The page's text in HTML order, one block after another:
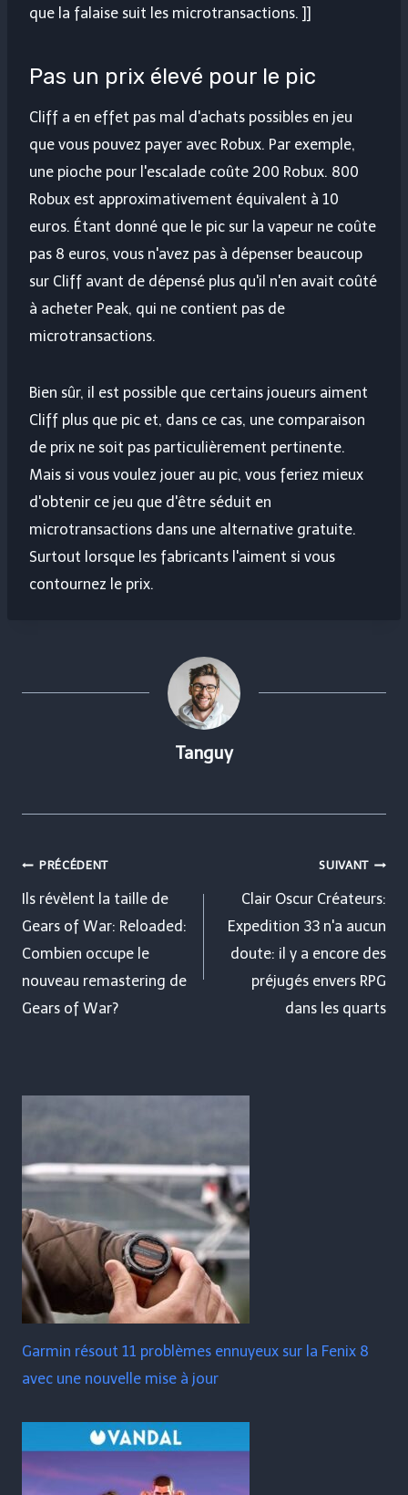
que la falaise suit les microtransactions. ]]
Pas un prix élevé pour le pic
Cliff a en effet pas mal d'achats possibles en jeu
que vous pouvez payer avec Robux. Par exemple,
une pioche pour l'escalade coûte 200 Robux. 800
Robux est approximativement équivalent à 10
euros. Étant donné que le pic sur la vapeur ne coûte
pas 8 euros, vous n'avez pas à dépenser beaucoup
sur Cliff avant de dépensé plus qu'il n'en avait coûté
à acheter Peak, qui ne contient pas de
microtransactions.
Bien sûr, il est possible que certains joueurs aiment
Cliff plus que pic et, dans ce cas, une comparaison
de prix ne soit pas particulièrement pertinente.
Mais si vous voulez jouer au pic, vous feriez mieux
d'obtenir ce jeu que d'être séduit en
microtransactions dans une alternative gratuite.
Surtout lorsque les fabricants l'aiment si vous
contournez le prix.
Tanguy
Navigation
de
l’article
PRÉCÉDENT
Ils révèlent la taille de
Gears of War: Reloaded:
Combien occupe le
nouveau remastering de
Gears of War?
SUIVANT
Clair Oscur Créateurs:
Expedition 33 n'a aucun
doute: il y a encore des
préjugés envers RPG
dans les quarts
Garmin résout 11 problèmes ennuyeux sur la Fenix ​​​​8
avec une nouvelle mise à jour